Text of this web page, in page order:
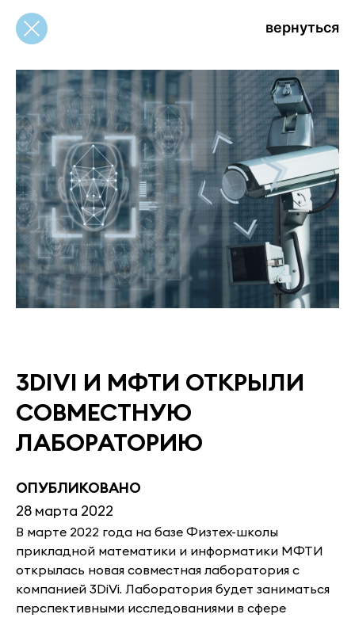
вернуться вернуться
3DIVI И МФТИ ОТКРЫЛИ
СОВМЕСТНУЮ
ЛАБОРАТОРИЮ
ОПУБЛИКОВАНО
28 марта 2022
В марте 2022 года на базе Физтех-школы
прикладной математики и информатики МФТИ
открылась новая совместная лаборатория с
компанией 3DiVi. Лаборатория будет заниматься
перспективными исследованиями в сфере